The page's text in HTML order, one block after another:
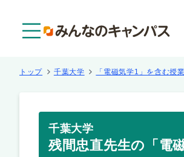
トップ 千葉大学 「電磁気学1」を含む授業
千葉大学
残間忠直先生の「電